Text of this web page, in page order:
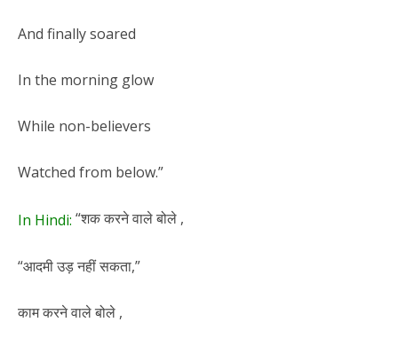
And finally soared
In the morning glow
While non-believers
Watched from below.”
In Hindi: “शक करने वाले बोले ,
“आदमी उड़ नहीं सकता,”
काम करने वाले बोले ,